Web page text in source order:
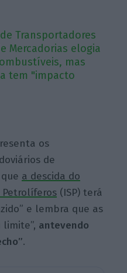
Transportadores
Mercadorias elogia
mas
tem "impacto
os
de
a descida do
Petrolíferos (ISP) terá
e lembra que as
antevendo
.